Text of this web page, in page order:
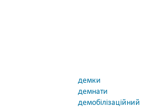
демки
демнати
демобілізаційний